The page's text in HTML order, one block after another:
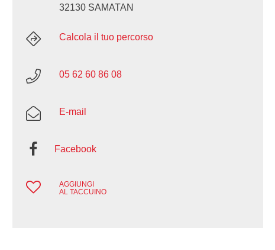
32130 SAMATAN
Calcola il tuo percorso
05 62 60 86 08
E-mail
Facebook
AGGIUNGI
AL TACCUINO